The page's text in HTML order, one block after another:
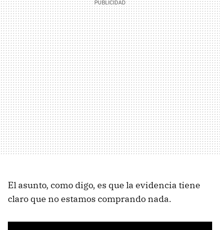
El asunto, como digo, es que la evidencia tiene
claro que no estamos comprando nada.